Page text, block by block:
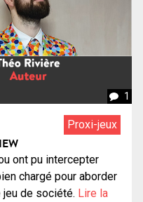
1
Proxi-jeux
ont pu intercepter
chargé pour aborder
de société. Lire la